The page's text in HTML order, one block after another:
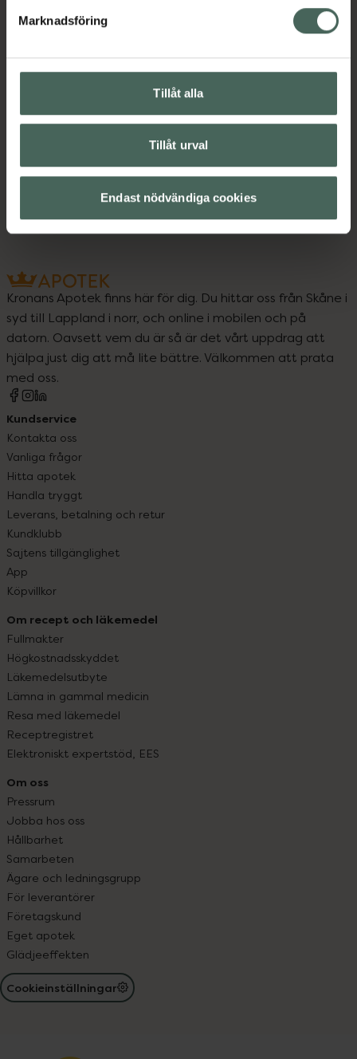
Marknadsföring
Tillåt alla
Tillåt urval
Endast nödvändiga cookies
Innehåll Visa
Instruktioner Visa
Upptäck flera produkter inom
Kronans Apotek finns här för dig. Du hittar oss från Skåne i
syd till Lappland i norr, och online i mobilen och på
datorn. Oavsett vem du är så är det vårt uppdrag att
hjälpa just dig att må lite bättre. Välkommen att prata
med oss.
Kundservice
Kontakta oss
Vanliga frågor
Hitta apotek
Handla tryggt
Leverans, betalning och retur
Kundklubb
Sajtens tillgänglighet
App
Köpvillkor
Om recept och läkemedel
Fullmakter
Högkostnadsskyddet
Läkemedelsutbyte
Lämna in gammal medicin
Resa med läkemedel
Receptregistret
Elektroniskt expertstöd, EES
Om oss
Pressrum
Jobba hos oss
Hållbarhet
Samarbeten
Ägare och ledningsgrupp
För leverantörer
Företagskund
Eget apotek
Glädjeeffekten
Cookieinställningar